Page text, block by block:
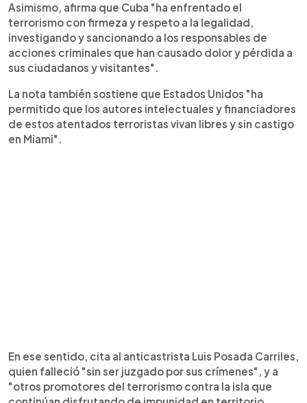
Asimismo, afirma que Cuba "ha enfrentado el
terrorismo con firmeza y respeto a la legalidad,
investigando y sancionando a los responsables de
acciones criminales que han causado dolor y pérdida a
sus ciudadanos y visitantes".
La nota también sostiene que Estados Unidos "ha
permitido que los autores intelectuales y financiadores
de estos atentados terroristas vivan libres y sin castigo
en Miami".
En ese sentido, cita al anticastrista Luis Posada Carriles,
quien falleció "sin ser juzgado por sus crímenes", y a
"otros promotores del terrorismo contra la isla que